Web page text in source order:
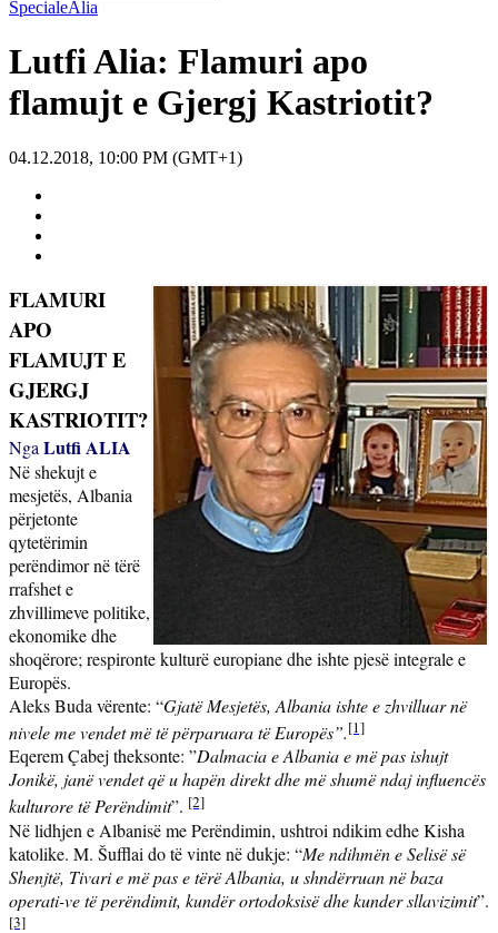
SpecialeAlia
Lutfi Alia: Flamuri apo
flamujt e Gjergj Kastriotit?
04.12.2018, 10:00 PM (GMT+1)
FLAMURI
APO
FLAMUJT E
GJERGJ
KASTRIOTIT?
Nga Lutfi ALIA
Në shekujt e
mesjetës, Albania
përjetonte
qytetërimin
perëndimor në tërë
rrafshet e
zhvillimeve politike,
ekonomike dhe
shoqërore; respironte kulturë europiane dhe ishte pjesë integrale e
Europës.
Aleks Buda vërente: “GjatëMesjetës, Albania ishte e zhvilluar në
nivele me vendet më të përparuara të Europës”.[1]
Eqerem Çabej theksonte: ”Dalmacia e Albania e më pas ishujt
Jonikë, janë vendet që u hapën direkt dhe më shumë ndaj influencës
kulturore të Perëndimit”. [2]
Në lidhjen e Albanisë me Perëndimin, ushtroi ndikim edhe Kisha
katolike. M. Šufflai do të vinte në dukje: “Me ndihmën e Selisë së
Shenjtë, Tivari e më pas e tërë Albania, u shndërruan në baza
operati-ve të perëndimit, kundër ortodoksisë dhe kunder sllavizimit”.
[3]